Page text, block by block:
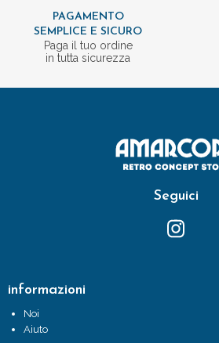
PAGAMENTO
SEMPLICE E SICURO
Paga il tuo ordine
in tutta sicurezza
Seguici
informazioni
Noi
Aiuto